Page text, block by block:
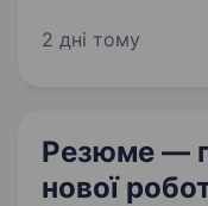
tech, у пошуках
2 дні тому
Резюме —
нової